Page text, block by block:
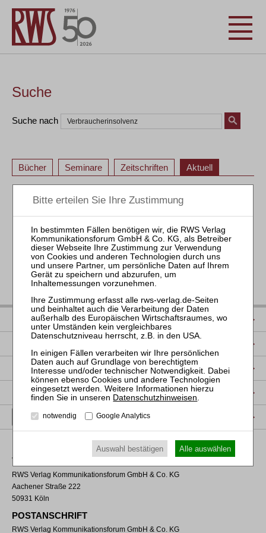
Suche
Suche nach
Bücher Seminare Zeitschriften Aktuell
2
IMPRESSUM
NUTZUNGSBESTIMMUNGEN/AGB
PRODUKTSICHERHEIT (GPSR)
VERTRAG WIDERRUFEN
VERLAGSADRESSE
RWS Verlag Kommunikationsforum GmbH & Co. KG
Aachener Straße 222
50931 Köln
POSTANSCHRIFT
RWS Verlag Kommunikationsforum GmbH & Co. KG
Datenschutzhinweisen
notwendig Google Analytics
Auswahl bestätigen Alle auswählen